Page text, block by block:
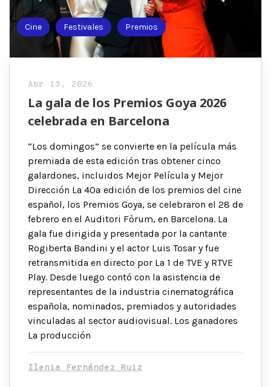
Cine Festivales Premios
Abr 13, 2026
La gala de los Premios Goya 2026
celebrada en Barcelona
“Los domingos” se convierte en la película más
premiada de esta edición tras obtener cinco
galardones, incluidos Mejor Película y Mejor
Dirección La 40ª edición de los premios del cine
español, los Premios Goya, se celebraron el 28 de
febrero en el Auditori Fòrum, en Barcelona. La
gala fue dirigida y presentada por la cantante
Rogiberta Bandini y el actor Luis Tosar y fue
retransmitida en directo por La 1 de TVE y RTVE
Play. Desde luego contó con la asistencia de
representantes de la industria cinematográfica
española, nominados, premiados y autoridades
vinculadas al sector audiovisual. Los ganadores
La producción
Ilenia Fernández Ruiz